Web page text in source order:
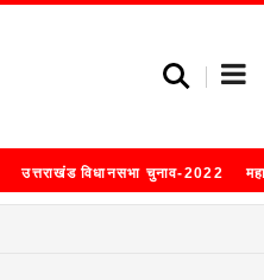
उत्तराखंड विधानसभा चुनाव-2022